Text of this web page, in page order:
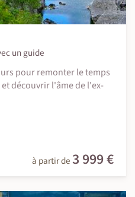
un guide
pour remonter le temps
découvrir l'âme de l'ex-
à partir de 3 999 €